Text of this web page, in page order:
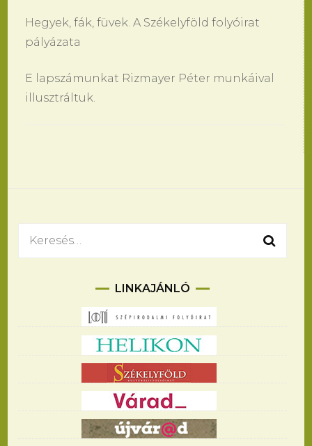
Hegyek, fák, füvek. A Székelyföld folyóirat
pályázata
E lapszámunkat Rizmayer Péter munkáival
illusztráltuk.
Keresés:
LINKAJÁNLÓ